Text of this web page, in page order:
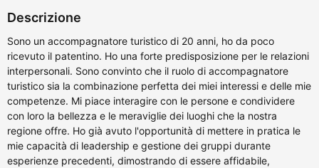
Descrizione
Sono un accompagnatore turistico di 20 anni, ho da poco
ricevuto il patentino. Ho una forte predisposizione per le relazioni
interpersonali. Sono convinto che il ruolo di accompagnatore
turistico sia la combinazione perfetta dei miei interessi e delle mie
competenze. Mi piace interagire con le persone e condividere
con loro la bellezza e le meraviglie dei luoghi che la nostra
regione offre. Ho già avuto l'opportunità di mettere in pratica le
mie capacità di leadership e gestione dei gruppi durante
esperienze precedenti, dimostrando di essere affidabile,